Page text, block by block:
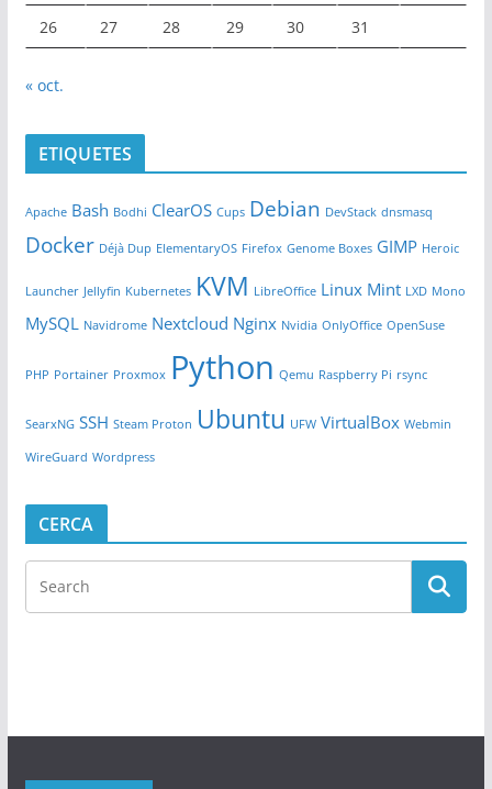
26 27 28 29 30 31
« oct.
ETIQUETES
Apache Bash Bodhi ClearOS Cups Debian DevStack dnsmasq
Docker Déjà Dup ElementaryOS Firefox Genome Boxes GIMP Heroic
Launcher Jellyfin Kubernetes KVM LibreOffice Linux Mint LXD Mono
MySQL Navidrome Nextcloud Nginx Nvidia OnlyOffice OpenSuse
PHP Portainer Proxmox Python Qemu Raspberry Pi rsync
SearxNG SSH Steam Proton Ubuntu UFW VirtualBox Webmin
WireGuard Wordpress
CERCA